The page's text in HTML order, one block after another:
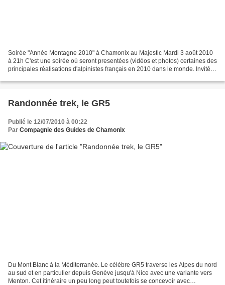
Soirée "Année Montagne 2010" à Chamonix au Majestic Mardi 3 août 2010
à 21h C'est une soirée où seront presentées (vidéos et photos) certaines des
principales réalisations d'alpinistes français en 2010 dans le monde. Invité
Randonnée trek, le GR5
Publié le 12/07/2010 à 00:22
Par Compagnie des Guides de Chamonix
Du Mont Blanc à la Méditerranée. Le célèbre GR5 traverse les Alpes du nord
au sud et en particulier depuis Genève jusqu'à Nice avec une variante vers
Menton. Cet itinéraire un peu long peut toutefois se concevoir avec